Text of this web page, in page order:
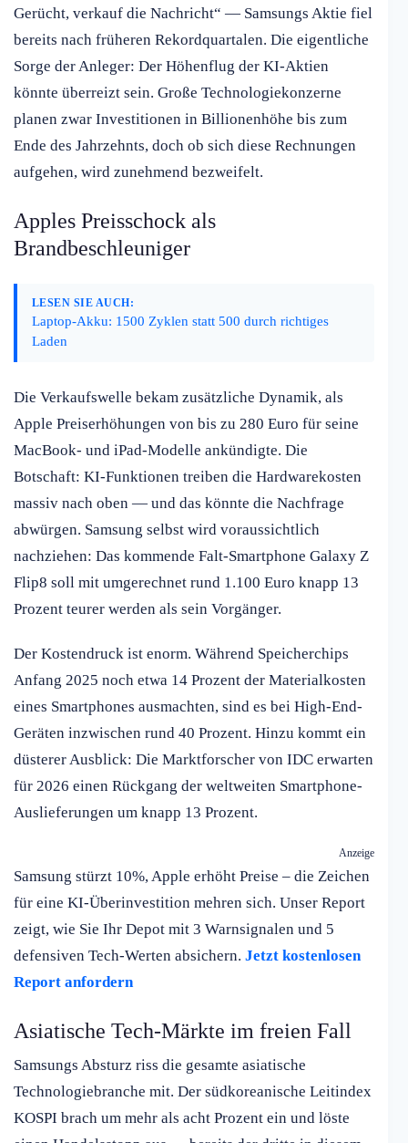
Gerücht, verkauf die Nachricht“ — Samsungs Aktie fiel
bereits nach früheren Rekordquartalen. Die eigentliche
Sorge der Anleger: Der Höhenflug der KI-Aktien
könnte überreizt sein. Große Technologiekonzerne
planen zwar Investitionen in Billionenhöhe bis zum
Ende des Jahrzehnts, doch ob sich diese Rechnungen
aufgehen, wird zunehmend bezweifelt.
Apples Preisschock als
Brandbeschleuniger
LESEN SIE AUCH:
Laptop-Akku: 1500 Zyklen statt 500 durch richtiges
Laden
Die Verkaufswelle bekam zusätzliche Dynamik, als
Apple Preiserhöhungen von bis zu 280 Euro für seine
MacBook- und iPad-Modelle ankündigte. Die
Botschaft: KI-Funktionen treiben die Hardwarekosten
massiv nach oben — und das könnte die Nachfrage
abwürgen. Samsung selbst wird voraussichtlich
nachziehen: Das kommende Falt-Smartphone Galaxy Z
Flip8 soll mit umgerechnet rund 1.100 Euro knapp 13
Prozent teurer werden als sein Vorgänger.
Der Kostendruck ist enorm. Während Speicherchips
Anfang 2025 noch etwa 14 Prozent der Materialkosten
eines Smartphones ausmachten, sind es bei High-End-
Geräten inzwischen rund 40 Prozent. Hinzu kommt ein
düsterer Ausblick: Die Marktforscher von IDC erwarten
für 2026 einen Rückgang der weltweiten Smartphone-
Auslieferungen um knapp 13 Prozent.
Anzeige
Samsung stürzt 10%, Apple erhöht Preise – die Zeichen
für eine KI-Überinvestition mehren sich. Unser Report
zeigt, wie Sie Ihr Depot mit 3 Warnsignalen und 5
defensiven Tech-Werten absichern. Jetzt kostenlosen
Report anfordern
Asiatische Tech-Märkte im freien Fall
Samsungs Absturz riss die gesamte asiatische
Technologiebranche mit. Der südkoreanische Leitindex
KOSPI brach um mehr als acht Prozent ein und löste